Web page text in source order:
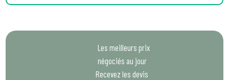
Les meilleurs prix
négociés au jour
Recevez les devis